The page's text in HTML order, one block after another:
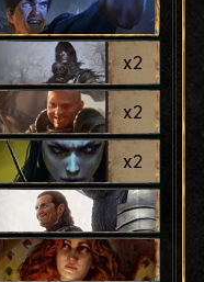
x2
x2
x2